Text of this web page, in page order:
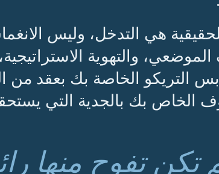
الحقيقية هي التدخل، وليس
الموضعي، والتهوية
التريكو الخاصة بك بعقد من
الخاص بك بالجدية التي
تكن تفوح منها